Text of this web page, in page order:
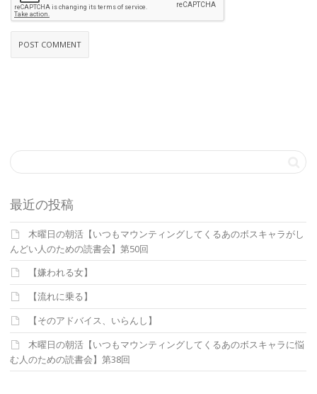
最近の投稿
木曜日の朝活【いつもマウンティングしてくるあのボスキャラがし
んどい人のための読書会】第50回
【嫌われる女】
【流れに乗る】
【そのアドバイス、いらんし】
木曜日の朝活【いつもマウンティングしてくるあのボスキャラに悩
む人のための読書会】第38回